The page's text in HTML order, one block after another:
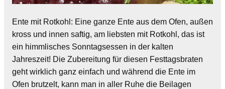
Ente mit Rotkohl: Eine ganze Ente aus dem Ofen, außen
kross und innen saftig, am liebsten mit Rotkohl, das ist
ein himmlisches Sonntagsessen in der kalten
Jahreszeit! Die Zubereitung für diesen Festtagsbraten
geht wirklich ganz einfach und während die Ente im
Ofen brutzelt, kann man in aller Ruhe die Beilagen